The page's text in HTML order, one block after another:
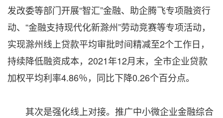
发改委等部门开展“智汇”金融、助企腾飞专项融资行
动、“金融支持现代化新滁州”劳动竞赛等专项活动，
实现滁州线上贷款平均审批时间精减至2个工作日，
持续降低融资成本，2021年12月末，全市企业贷款
加权平均利率4.86％，同比下降0.26个百分点。
其次是强化线上对接。推广中小微企业金融综合